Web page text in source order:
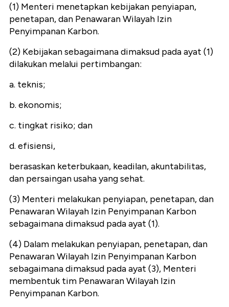
(1) Menteri menetapkan kebijakan penyiapan,
penetapan, dan Penawaran Wilayah Izin
Penyimpanan Karbon.
(2) Kebijakan sebagaimana dimaksud pada ayat (1)
dilakukan melalui pertimbangan:
a. teknis;
b. ekonomis;
c. tingkat risiko; dan
d. efisiensi,
berasaskan keterbukaan, keadilan, akuntabilitas,
dan persaingan usaha yang sehat.
(3) Menteri melakukan penyiapan, penetapan, dan
Penawaran Wilayah Izin Penyimpanan Karbon
sebagaimana dimaksud pada ayat (1).
(4) Dalam melakukan penyiapan, penetapan, dan
Penawaran Wilayah Izin Penyimpanan Karbon
sebagaimana dimaksud pada ayat (3), Menteri
membentuk tim Penawaran Wilayah Izin
Penyimpanan Karbon.